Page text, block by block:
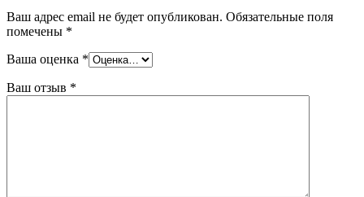
Ваш адрес email не будет опубликован. Обязательные поля
помечены *
Ваша оценка *
Ваш отзыв *